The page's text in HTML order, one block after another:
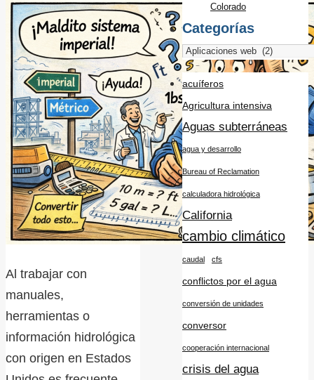
Al trabajar con
manuales,
herramientas o
información hidrológica
con origen en Estados
Colorado
Categorías
acuíferos
Agricultura intensiva
Aguas subterráneas
agua y desarrollo
Bureau of Reclamation
calculadora hidrológica
California
cambio climático
caudal cfs
conflictos por el agua
conversión de unidades
conversor
cooperación internacional
crisis del agua